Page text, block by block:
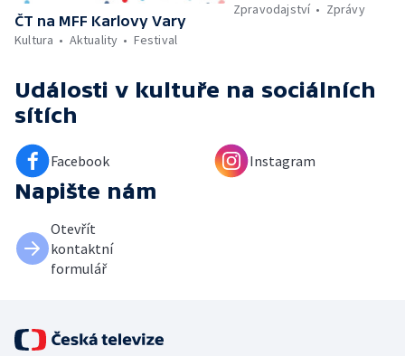
ČT na MFF Karlovy Vary
Kultura
Aktuality Festival
Zpravodajství
Zprávy
Události v kultuře na sociálních
sítích
Facebook Instagram
Napište nám
Otevřít
kontaktní
formulář